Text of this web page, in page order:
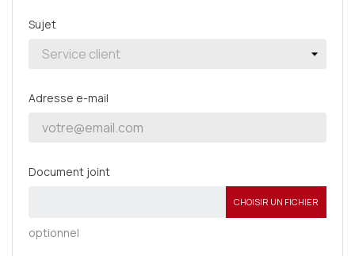
Sujet
Adresse e-mail
Document joint
CHOISIR UN FICHIER
optionnel